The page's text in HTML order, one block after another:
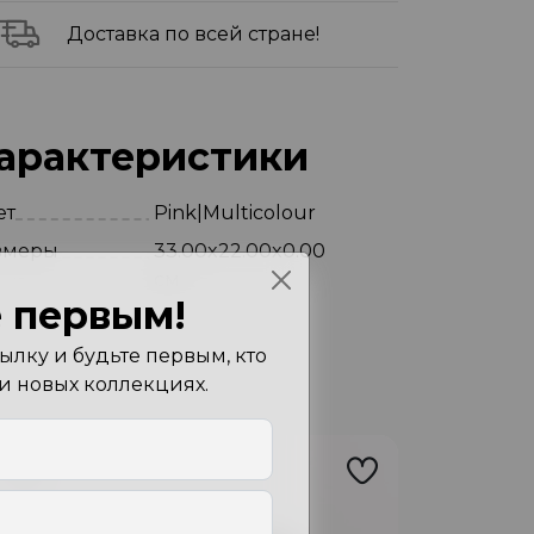
Доставка по всей стране!
Pink|Multicolour
33.00x22.00x0.00
первым!
и будьте первым, кто
новых коллекциях.